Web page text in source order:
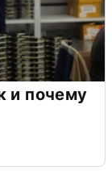
и почему